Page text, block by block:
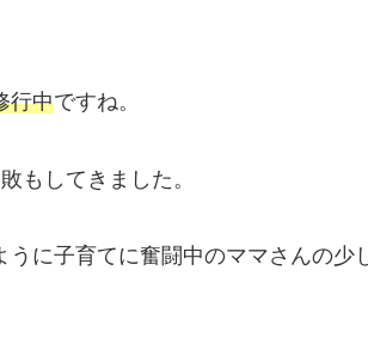
行中ですね。
もしてきました。
うに子育てに奮闘中のママさんの少